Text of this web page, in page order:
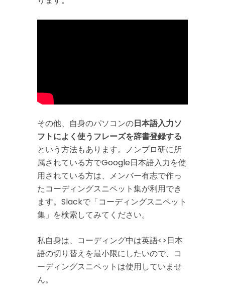
その他、自身のパソコンの日本語入力ソ
フトによく使うフレーズを辞書登録する
という方法もあります。ノンプロ研に所
属されている方でGoogle日本語入力を使
用されている方は、メンバー有志で作っ
たコーディングスニペット集が利用でき
ます。Slackで「コーディングスニペット
集」を検索してみてください。
私自身は、コーディング中は英語<>日本
語の切り替えを最小限にしたいので、コ
ーディングスニペットは使用していませ
ん。